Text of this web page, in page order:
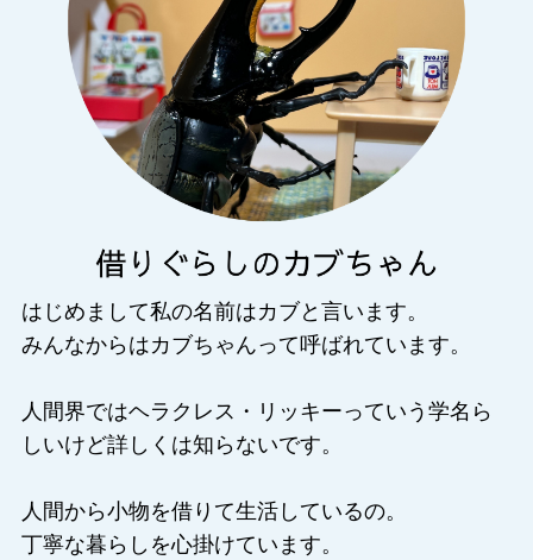
はじめまして私の名前はカブと言います。
みんなからはカブちゃんって呼ばれています。
人間界ではヘラクレス・リッキーっていう学名ら
しいけど詳しくは知らないです。
人間から小物を借りて生活しているの。
丁寧な暮らしを心掛けています。